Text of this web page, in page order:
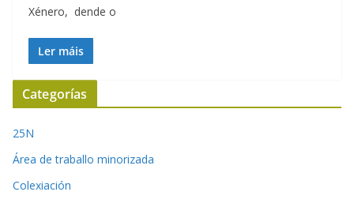
Xénero, dende o
Ler máis
Categorías
25N
Área de traballo minorizada
Colexiación